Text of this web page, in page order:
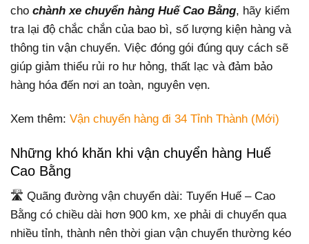
cho chành xe chuyển hàng Huế Cao Bằng, hãy kiểm
tra lại độ chắc chắn của bao bì, số lượng kiện hàng và
thông tin vận chuyển. Việc đóng gói đúng quy cách sẽ
giúp giảm thiểu rủi ro hư hỏng, thất lạc và đảm bảo
hàng hóa đến nơi an toàn, nguyên vẹn.
Xem thêm: Vận chuyển hàng đi 34 Tỉnh Thành (Mới)
Những khó khăn khi vận chuyển hàng Huế
Cao Bằng
🛣️ Quãng đường vận chuyển dài: Tuyến Huế – Cao
Bằng có chiều dài hơn 900 km, xe phải di chuyển qua
nhiều tỉnh, thành nên thời gian vận chuyển thường kéo